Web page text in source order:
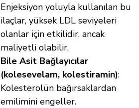
Enjeksiyon yoluyla kullanılan bu
ilaçlar, yüksek LDL seviyeleri
olanlar için etkilidir, ancak
maliyetli olabilir.
Bile Asit Bağlayıcılar
(kolesevelam, kolestiramin):
Kolesterolün bağırsaklardan
emilimini engeller.